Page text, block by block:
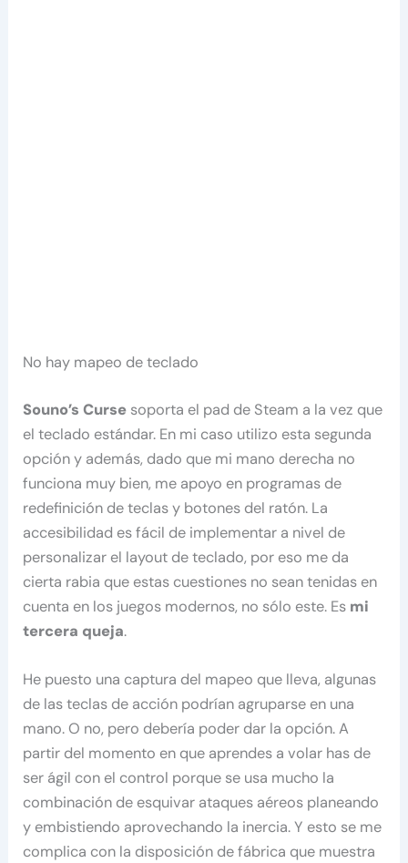
No hay mapeo de teclado
Souno’s Curse soporta el pad de Steam a la vez que
el teclado estándar. En mi caso utilizo esta segunda
opción y además, dado que mi mano derecha no
funciona muy bien, me apoyo en programas de
redefinición de teclas y botones del ratón. La
accesibilidad es fácil de implementar a nivel de
personalizar el layout de teclado, por eso me da
cierta rabia que estas cuestiones no sean tenidas en
cuenta en los juegos modernos, no sólo este. Es mi
tercera queja.
He puesto una captura del mapeo que lleva, algunas
de las teclas de acción podrían agruparse en una
mano. O no, pero debería poder dar la opción. A
partir del momento en que aprendes a volar has de
ser ágil con el control porque se usa mucho la
combinación de esquivar ataques aéreos planeando
y embistiendo aprovechando la inercia. Y esto se me
complica con la disposición de fábrica que muestra